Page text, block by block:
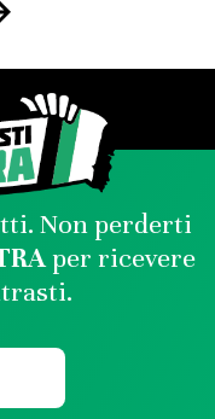
Non perderti
per ricevere